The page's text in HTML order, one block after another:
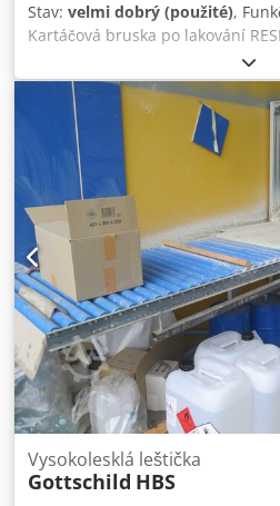
Stav: velmi dobrý (použité),
Kartáčová bruska po lakování
Uw Sgex Albjr Pracovní šířka: 900
mm Počet brusných agregátů: 4
Vysokolesklá leštička
Gottschild HBS